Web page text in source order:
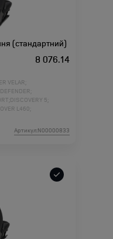
(стандартний)
8 076.14
VELAR;
DEFENDER;
DISCOVERY 5;
L460;
Артикул:N00000833